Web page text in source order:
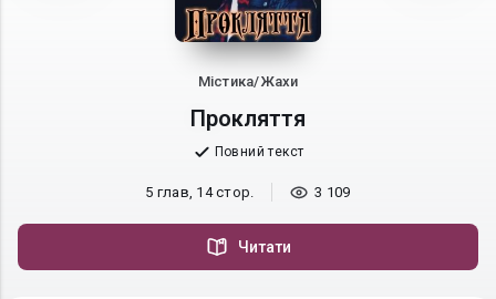
Містика/Жахи
Прокляття
Повний текст
5 глав, 14 стор. 3 109
Читати